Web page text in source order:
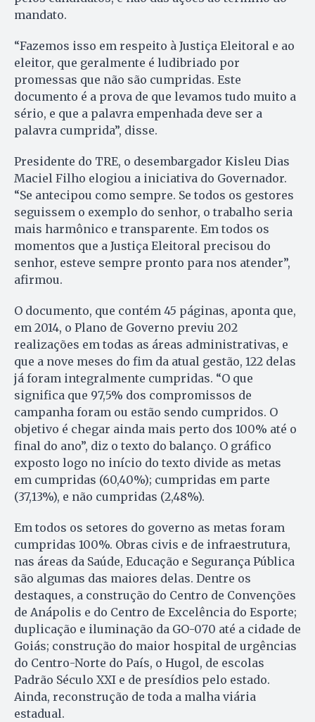
mandato.
“Fazemos isso em respeito à Justiça Eleitoral e ao
eleitor, que geralmente é ludibriado por
promessas que não são cumpridas. Este
documento é a prova de que levamos tudo muito a
sério, e que a palavra empenhada deve ser a
palavra cumprida”, disse.
Presidente do TRE, o desembargador Kisleu Dias
Maciel Filho elogiou a iniciativa do Governador.
“Se antecipou como sempre. Se todos os gestores
seguissem o exemplo do senhor, o trabalho seria
mais harmônico e transparente. Em todos os
momentos que a Justiça Eleitoral precisou do
senhor, esteve sempre pronto para nos atender”,
afirmou.
O documento, que contém 45 páginas, aponta que,
em 2014, o Plano de Governo previu 202
realizações em todas as áreas administrativas, e
que a nove meses do fim da atual gestão, 122 delas
já foram integralmente cumpridas. “O que
significa que 97,5% dos compromissos de
campanha foram ou estão sendo cumpridos. O
objetivo é chegar ainda mais perto dos 100% até o
final do ano”, diz o texto do balanço. O gráfico
exposto logo no início do texto divide as metas
em cumpridas (60,40%); cumpridas em parte
(37,13%), e não cumpridas (2,48%).
Em todos os setores do governo as metas foram
cumpridas 100%. Obras civis e de infraestrutura,
nas áreas da Saúde, Educação e Segurança Pública
são algumas das maiores delas. Dentre os
destaques, a construção do Centro de Convenções
de Anápolis e do Centro de Excelência do Esporte;
duplicação e iluminação da GO-070 até a cidade de
Goiás; construção do maior hospital de urgências
do Centro-Norte do País, o Hugol, de escolas
Padrão Século XXI e de presídios pelo estado.
Ainda, reconstrução de toda a malha viária
estadual.